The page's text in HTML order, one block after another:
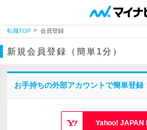
転職TOP 会員登録
新規会員登録（簡単1分）
お手持ちの外部アカウントで簡単登録
Yahoo! JAPAN